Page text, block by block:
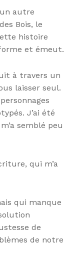
autre
Bois, le
histoire
et émeut.
à travers un
laisser seul.
J’ai été
semblé peu
qui m’a
qui manque
de
de notre